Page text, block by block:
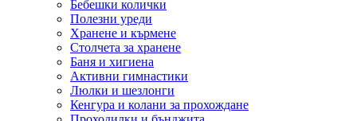
Бебешки колички
Полезни уреди
Хранене и кърмене
Столчета за хранене
Баня и хигиена
Активни гимнастики
Люлки и шезлонги
Кенгура и колани за прохождане